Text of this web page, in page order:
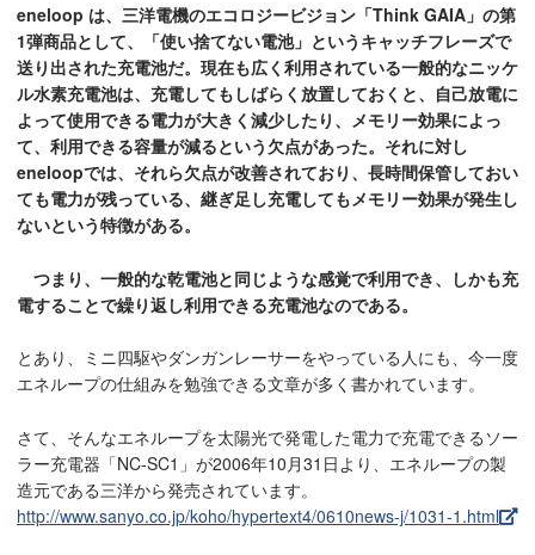
eneloop は、三洋電機のエコロジービジョン「Think GAIA」の第
1弾商品として、「使い捨てない電池」というキャッチフレーズで
送り出された充電池だ。現在も広く利用されている一般的なニッケ
ル水素充電池は、充電してもしばらく放置しておくと、自己放電に
よって使用できる電力が大きく減少したり、メモリー効果によっ
て、利用できる容量が減るという欠点があった。それに対し
eneloopでは、それら欠点が改善されており、長時間保管しておい
ても電力が残っている、継ぎ足し充電してもメモリー効果が発生し
ないという特徴がある。
つまり、一般的な乾電池と同じような感覚で利用でき、しかも充
電することで繰り返し利用できる充電池なのである。
とあり、ミニ四駆やダンガンレーサーをやっている人にも、今一度
エネループの仕組みを勉強できる文章が多く書かれています。
さて、そんなエネループを太陽光で発電した電力で充電できるソー
ラー充電器「NC-SC1」が2006年10月31日より、エネループの製
造元である三洋から発売されています。
http://www.sanyo.co.jp/koho/hypertext4/0610news-j/1031-1.html